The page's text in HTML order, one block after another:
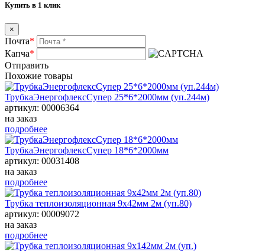
Купить в 1 клик
×
Почта*
Капча*
Отправить
Похожие товары
ТрубкаЭнергофлексСупер 25*6*2000мм (уп.244м)
артикул: 00006364
на заказ
подробнее
ТрубкаЭнергофлексСупер 18*6*2000мм
артикул: 00031408
на заказ
подробнее
Трубка теплоизоляционная 9х42мм 2м (уп.80)
артикул: 00009072
на заказ
подробнее